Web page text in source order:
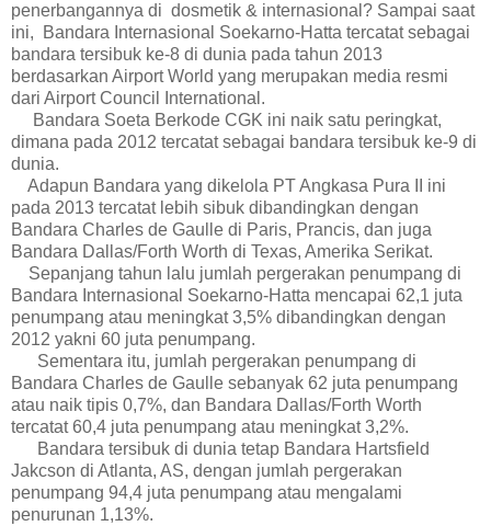
penerbangannya di dosmetik & internasional? Sampai saat
ini, Bandara Internasional Soekarno-Hatta tercatat sebagai
bandara tersibuk ke-8 di dunia pada tahun 2013
berdasarkan Airport World yang merupakan media resmi
dari Airport Council International.
Bandara Soeta Berkode CGK ini naik satu peringkat,
dimana pada 2012 tercatat sebagai bandara tersibuk ke-9 di
dunia.
Adapun Bandara yang dikelola PT Angkasa Pura II ini
pada 2013 tercatat lebih sibuk dibandingkan dengan
Bandara Charles de Gaulle di Paris, Prancis, dan juga
Bandara Dallas/Forth Worth di Texas, Amerika Serikat.
Sepanjang tahun lalu jumlah pergerakan penumpang di
Bandara Internasional Soekarno-Hatta mencapai 62,1 juta
penumpang atau meningkat 3,5% dibandingkan dengan
2012 yakni 60 juta penumpang.
Sementara itu, jumlah pergerakan penumpang di
Bandara Charles de Gaulle sebanyak 62 juta penumpang
atau naik tipis 0,7%, dan Bandara Dallas/Forth Worth
tercatat 60,4 juta penumpang atau meningkat 3,2%.
Bandara tersibuk di dunia tetap Bandara Hartsfield
Jakcson di Atlanta, AS, dengan jumlah pergerakan
penumpang 94,4 juta penumpang atau mengalami
penurunan 1,13%.